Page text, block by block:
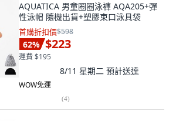
AQUATICA 男童圈圈泳褲 AQA205+彈
性泳帽 隨機出貨+塑膠束口泳具袋
首購折扣價$598
62% $223
運費 $195
8/11 星期二 預計送達
WOW免運
(4)